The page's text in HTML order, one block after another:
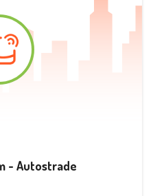
- Autostrade